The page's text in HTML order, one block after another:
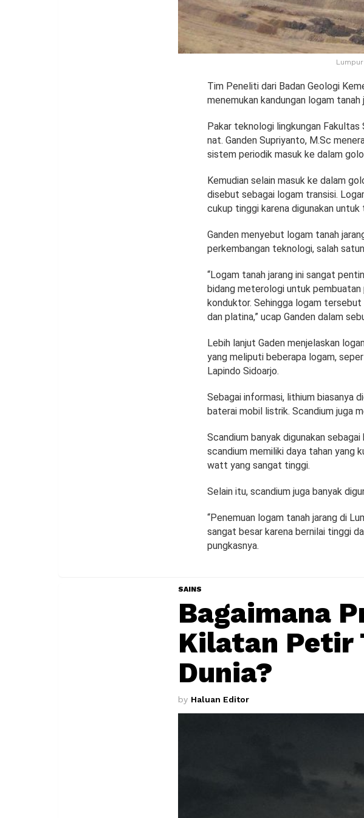
Tim Peneliti dari Badan Geologi
menemukan kandungan logam
Pakar teknologi lingkungan Fakultas
nat. Ganden Supriyanto, M.Sc
sistem periodik masuk ke dalam
Kemudian selain masuk ke dalam
disebut sebagai logam transisi.
cukup tinggi karena digunakan
Ganden menyebut logam tanah
perkembangan teknologi, salah
“Logam tanah jarang ini sangat
bidang meterologi untuk pembuatan
konduktor. Sehingga logam tersebut
dan platina,” ucap Ganden dalam
Lebih lanjut Gaden menjelaskan
yang meliputi beberapa logam,
Lapindo Sidoarjo.
Sebagai informasi, lithium biasanya
baterai mobil listrik. Scandium juga
Scandium banyak digunakan
scandium memiliki daya tahan yang
watt yang sangat tinggi.
Selain itu, scandium juga banyak
“Penemuan logam tanah jarang di
sangat besar karena bernilai tinggi
pungkasnya.
SAINS
Bagaimana
Kilatan Petir
Dunia?
by Haluan Editor